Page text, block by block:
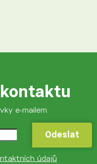
e-mailem
Odeslat
Odeslat
údajů